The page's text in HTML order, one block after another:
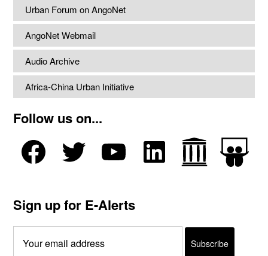
Urban Forum on AngoNet
AngoNet Webmail
Audio Archive
Africa-China Urban Initiative
Follow us on...
Sign up for E-Alerts